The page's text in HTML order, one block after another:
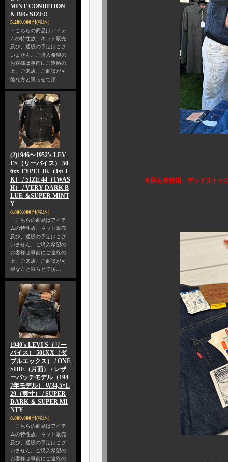
MINT CONDITION
& BIG SIZE!!
5,280,000円(税込)
・こちらの商品はアイテ
ムの特性故、ネット販売
及び、通販の予定はござ
いません。ご購入希望の
お客様は事前にご連絡の
上、ご来店、ご商談が可
能な方と限らせて頂…
(2)1946〜1952's LEV
I'S（リーバイス） 50
6xx TYPE1 JK（1st J
K） / SIZE 44（1WAS
H） / VERY DARK B
LUE ＆SUPER MINT
Y
8,800,000円(税込)
・こちらの商品はアイテ
ムの特性故、ネット販売
及び、通販の予定はござ
いません。ご購入希望の
お客様は事前にご連絡の
上、ご来店、ご商談が可
能な方と限らせて頂…
1940's LEVI'S（リー
バイス） 501XX（ダ
ブルエックス） / ONE
SIDE（片面） / レザ
ーパッチモデル（194
7年モデル） W34,5×L
29（実寸） / SUPER
DARK ＆ SUPER MI
NTY
8,800,000円(税込)
・こちらの商品はアイテ
ムの特性故、ネット販売
及び、通販の予定はござ
いません。ご購入希望の
お客様は事前にご連絡の
今回も未使用、デッドストックの